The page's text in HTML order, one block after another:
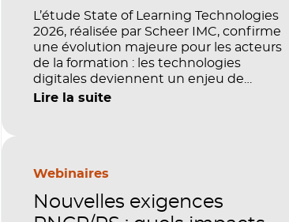
L’étude State of Learning Technologies
2026, réalisée par Scheer IMC, confirme
une évolution majeure pour les acteurs
de la formation : les technologies
digitales deviennent un enjeu de
pilotage, de performance et de preuve
comment démontrer concrètement
compétences, la productivité et la
Lire la suite
Webinaires
Nouvelles exigences